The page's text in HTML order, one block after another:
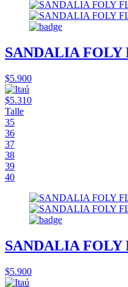
SANDALIA
$5.900
$5.310
Talle
35
36
37
38
39
40
SANDALIA
$5.900